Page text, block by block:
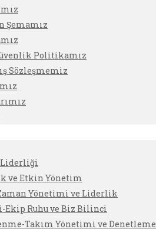
Şemamız
Politikamız
Sözleşmemiz
ve Etkin Yönetim
Yönetimi ve Liderlik
Ekip Ruhu ve Biz Bilinci
Takım Yönetimi ve Denetleme